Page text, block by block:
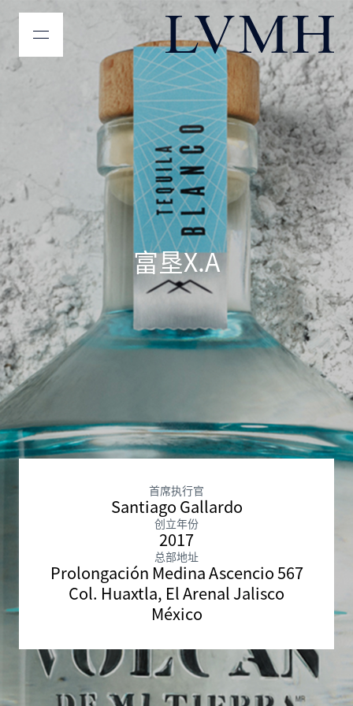
LVMH主页
富垦X.A
首席执行官
Santiago Gallardo
创立年份
2017
总部地址
Prolongación Medina Ascencio 567
Col. Huaxtla, El Arenal Jalisco
México